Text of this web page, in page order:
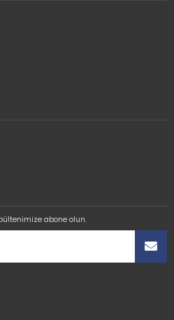
abone olun.